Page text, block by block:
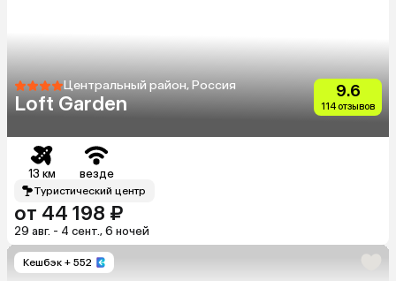
Центральный район, Россия
Loft Garden
9.6
114 отзывов
13 км везде
Туристический центр
от 44 198 ₽
29 авг. - 4 сент., 6 ночей
Кешбэк + 552